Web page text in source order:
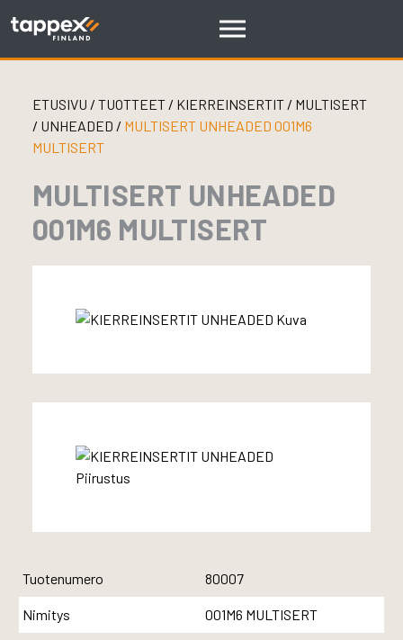
ETUSIVU / TUOTTEET/ KIERREINSERTIT / MULTISERT
/ UNHEADED / MULTISERT UNHEADED 001M6
MULTISERT
MULTISERT UNHEADED
001M6 MULTISERT
Tuotenumero 80007
Nimitys 001M6 MULTISERT